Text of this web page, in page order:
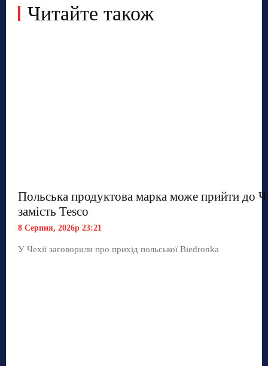
Читайте також
Польська продуктова марка може прийти до
замість Tesco
8 Серпня, 2026р 23:21
У Чехії заговорили про прихід польської Biedronka